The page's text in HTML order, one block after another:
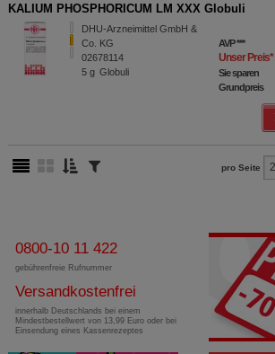
KALIUM PHOSPHORICUM LM XXX Globuli
DHU-Arzneimittel GmbH &
Co. KG
02678114
5 g Globuli
AVP***
Unser Preis*
Sie sparen
Grundpreis
pro Seite
0800-10 11 422
gebührenfreie Rufnummer
Versandkostenfrei
innerhalb Deutschlands bei einem
Mindestbestellwert von 13,99 Euro oder bei
Einsendung eines Kassenrezeptes